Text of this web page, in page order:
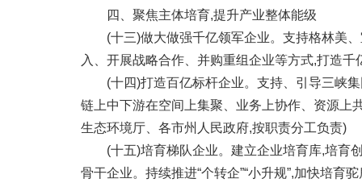
四、聚焦主体培育,提升产业整体能级
(十三)做大做强千亿领军企业。支持格林美、
入、开展战略合作、并购重组企业等方式,打造
(十四)打造百亿标杆企业。支持、引导三峡集
链上中下游在空间上集聚、业务上协作、资源上
生态环境厅、各市州人民政府,按职责分工负责)
(十五)培育梯队企业。建立企业培育库,培育创
骨干企业。持续推进“个转企”“小升规”,加快培